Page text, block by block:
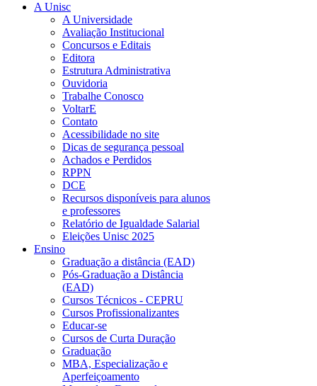
A Unisc
A Universidade
Avaliação Institucional
Concursos e Editais
Editora
Estrutura Administrativa
Ouvidoria
Trabalhe Conosco
VoltarE
Contato
Acessibilidade no site
Dicas de segurança pessoal
Achados e Perdidos
RPPN
DCE
Recursos disponíveis para alunos
e professores
Relatório de Igualdade Salarial
Eleições Unisc 2025
Ensino
Graduação a distância (EAD)
Pós-Graduação a Distância
(EAD)
Cursos Técnicos - CEPRU
Cursos Profissionalizantes
Educar-se
Cursos de Curta Duração
Graduação
MBA, Especialização e
Aperfeiçoamento